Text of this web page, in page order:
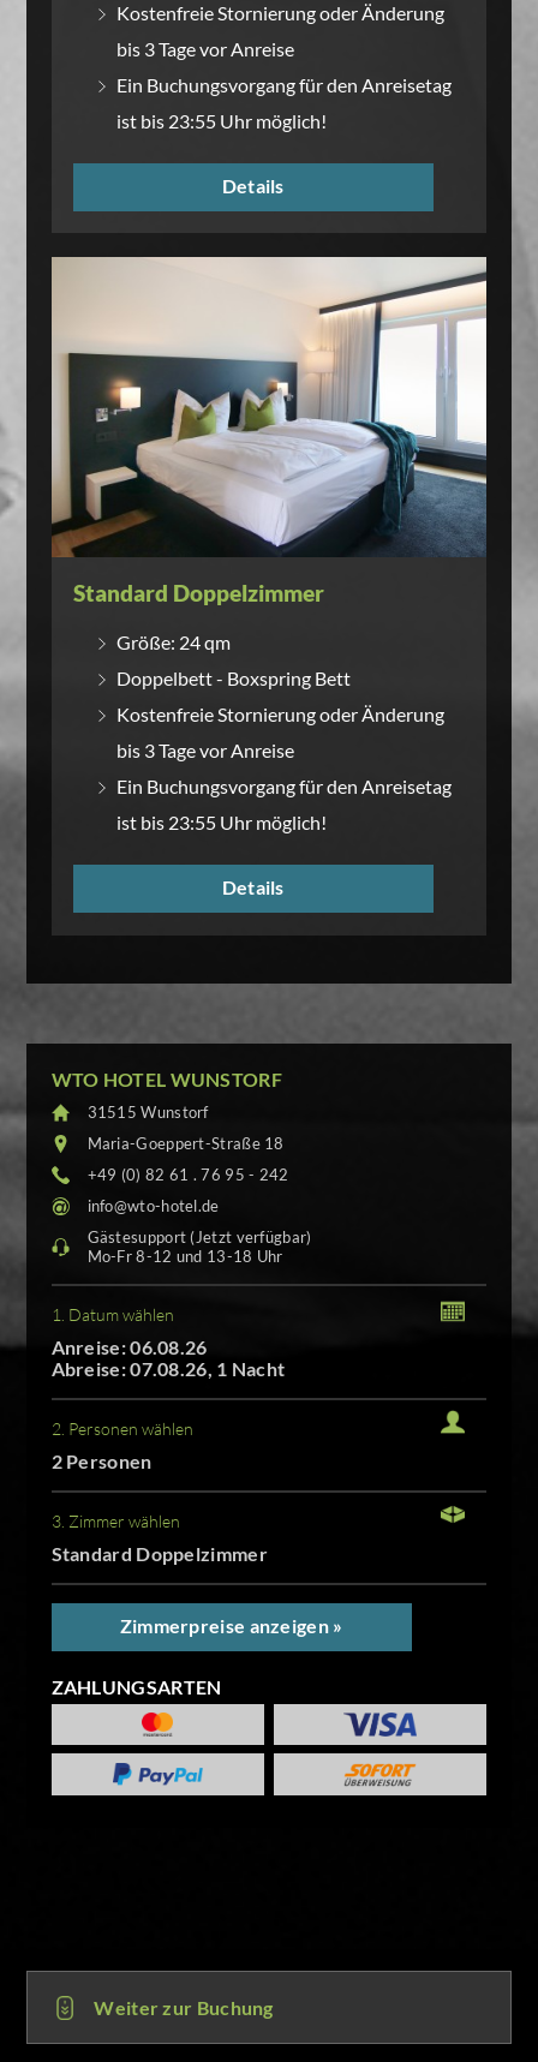
Weiter zur Buchung
Kostenfreie Stornierung oder Änderung
bis 3 Tage vor Anreise
Ein Buchungsvorgang für den Anreisetag
ist bis 23:55 Uhr möglich!
Details
Standard Doppelzimmer
Größe: 24 qm
Doppelbett - Boxspring Bett
Kostenfreie Stornierung oder Änderung
bis 3 Tage vor Anreise
Ein Buchungsvorgang für den Anreisetag
ist bis 23:55 Uhr möglich!
Details
WTO HOTEL WUNSTORF
31515 Wunstorf
Maria-Goeppert-Straße 18
+49 (0) 82 61 . 76 95 - 242
info@wto-hotel.de
Gästesupport (Jetzt verfügbar)
Mo-Fr 8-12 und 13-18 Uhr
1. Datum wählen
Anreise: 06.08.26
Abreise: 07.08.26, 1 Nacht
2. Personen wählen
2 Personen
3. Zimmer wählen
Standard Doppelzimmer
Zimmerpreise anzeigen »
ZAHLUNGSARTEN